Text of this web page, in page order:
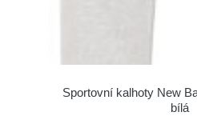
Sportovní kalhoty New
bílá